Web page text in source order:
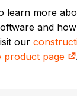
learn more
and
our
product page
.